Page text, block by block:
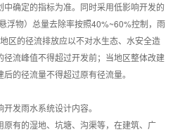
确定的指标为准。同时采用低影响开发的
浮物）总量去除率按照40%~60%控制，雨
区的径流排放应以不对水生态、水安全造
流峰值不得超过开发前；当地区整体改建
的径流量不得超过原有径流量。
发雨水系统设计内容。
有的湿地、坑塘、沟渠等，在建筑、广